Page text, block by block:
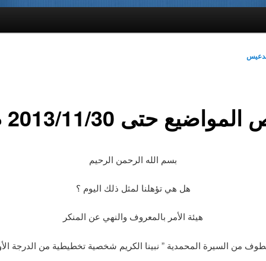
حتى 2013/11/30 م
بسم الله الرحمن الرحيم
هل هي تؤهلنا لمثل ذلك اليوم ؟
هيئة الأمر بالمعروف والنهي عن المنكر